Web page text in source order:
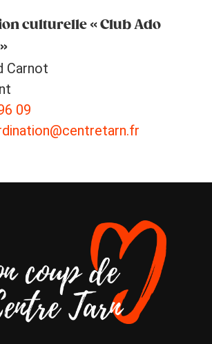
culturelle « Club Ado
Carnot
09